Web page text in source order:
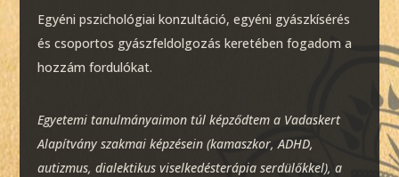
Egyéni pszichológiai konzultáció, egyéni gyászkísérés
és csoportos gyászfeldolgozás keretében fogadom a
hozzám fordulókat.
Egyetemi tanulmányaimon túl képződtem a Vadaskert
Alapítvány szakmai képzésein (kamaszkor, ADHD,
autizmus, dialektikus viselkedésterápia serdülőkkel), a